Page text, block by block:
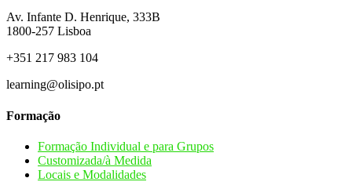
Av. Infante D. Henrique, 333B
1800-257 Lisboa
+351 217 983 104
learning@olisipo.pt
Formação
Formação Individual e para Grupos
Customizada/à Medida
Locais e Modalidades